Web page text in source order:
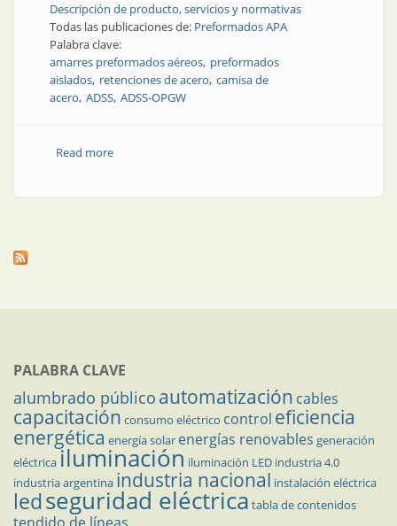
Descripción de producto, servicios y normativas
Todas las publicaciones de: Preformados APA
Palabra clave:
amarres preformados aéreos preformados
aislados retenciones de acero camisa de
acero ADSS ADSS-OPGW
Read moreabout Amarres preformados aéreos
PALABRA CLAVE
alumbrado público automatización cables
capacitación consumo eléctrico control eficiencia
energética energía solar energías renovables generación
eléctricailuminación iluminación LED industria 4.0
industria argentina industria nacional instalación eléctrica
ledseguridad eléctrica tabla de contenidos